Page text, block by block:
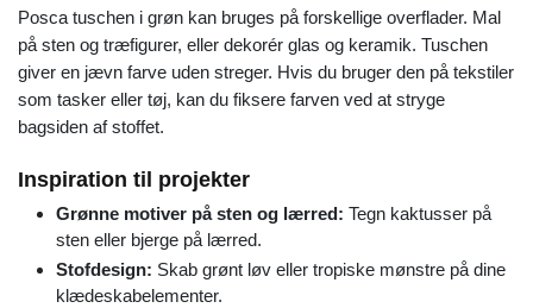
Posca tuschen i grøn kan bruges på forskellige overflader. Mal
på sten og træfigurer, eller dekorér glas og keramik. Tuschen
giver en jævn farve uden streger. Hvis du bruger den på tekstiler
som tasker eller tøj, kan du fiksere farven ved at stryge
bagsiden af stoffet.
Inspiration til projekter
Grønne motiver på sten og lærred: Tegn kaktusser på
sten eller bjerge på lærred.
Stofdesign: Skab grønt løv eller tropiske mønstre på dine
klædeskabelementer.